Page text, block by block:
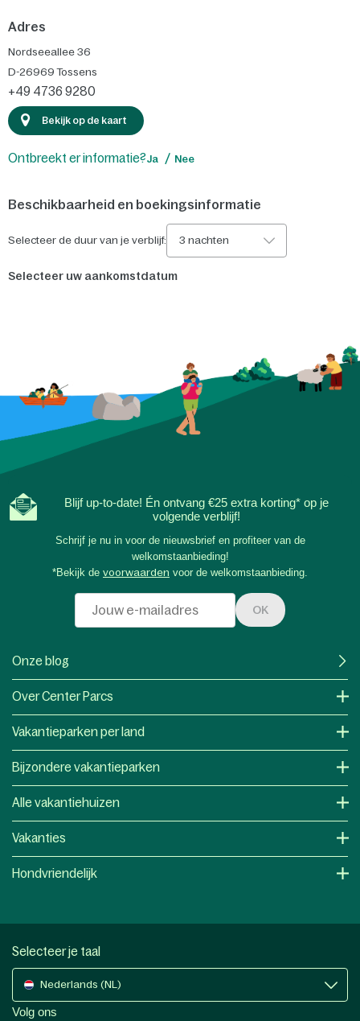
Adres
Nordseeallee 36
D-26969 Tossens
+49 4736 9280
Bekijk op de kaart
Ontbreekt er informatie?Ja Nee
Beschikbaarheid en boekingsinformatie
Selecteer de duur van je verblijf: 3 nachten
Selecteer uw aankomstdatum
Blijf up-to-date! Én ontvang €25 extra korting* op je
volgende verblijf!
Schrijf je nu in voor de nieuwsbrief en profiteer van de
welkomstaanbieding!
*Bekijk de voorwaarden voor de welkomstaanbieding.
OK
Onze blog
Over Center Parcs
Vakantieparken per land
Bijzondere vakantieparken
Alle vakantiehuizen
Vakanties
Hondvriendelijk
Selecteer je taal
Nederlands (NL)
Volg ons